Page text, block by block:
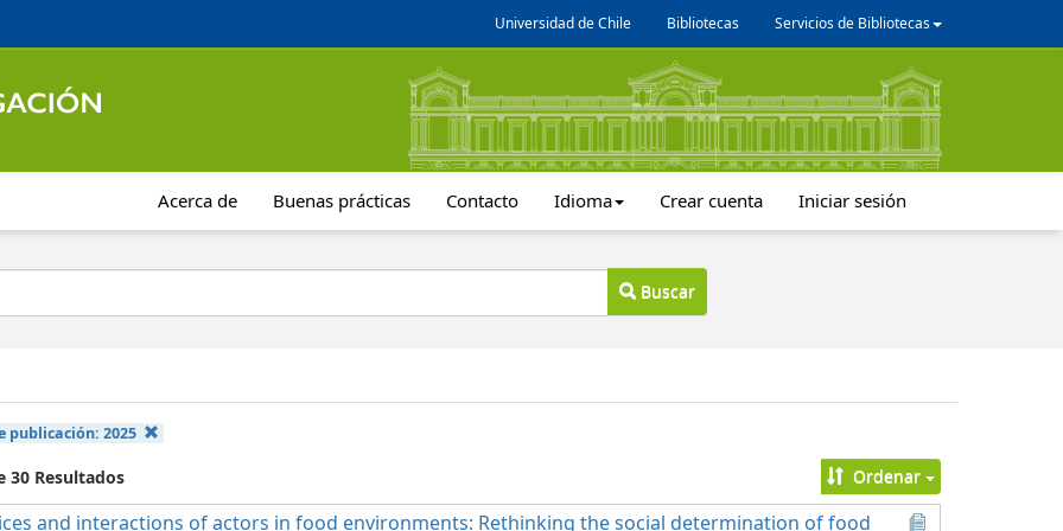
Universidad de Chile Bibliotecas Servicios de Bibliotecas
Acerca de Buenas prácticas Contacto Idioma Crear cuenta Iniciar sesión
Buscar
publicación: 2025
30 Resultados Ordenar
and interactions of actors in food environments: Rethinking the social determination of food